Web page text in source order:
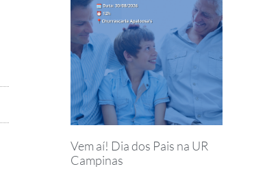
Vem aí! Dia dos Pais na UR
Campinas